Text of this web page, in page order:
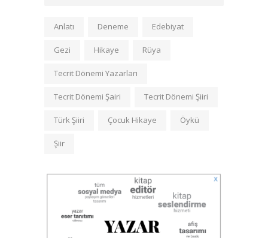
Anlatı Deneme Edebiyat
Gezi Hikaye Rüya
Tecrit Dönemi Yazarları
Tecrit Dönemi Şairi Tecrit Dönemi Şiiri
Türk Şiiri Çocuk Hikaye Öykü
Şiir